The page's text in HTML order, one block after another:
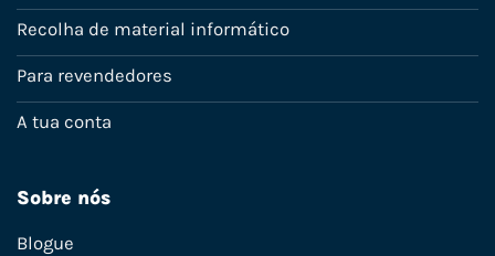
Recolha de material informático
Para revendedores
A tua conta
Sobre nós
Blogue